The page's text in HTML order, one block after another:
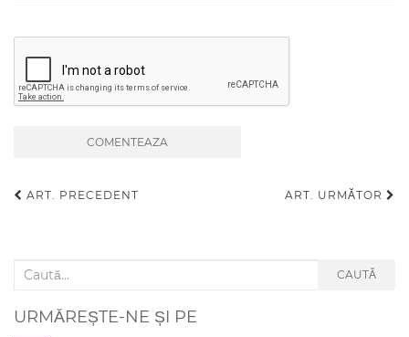
ART. PRECEDENT ART. URMĂTOR
Search for: CAUTĂ
URMĂREȘTE-NE ȘI PE